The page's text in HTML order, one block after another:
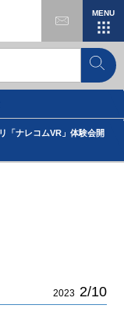
MENU
「ナレコムVR」体験会開
2023 2/10